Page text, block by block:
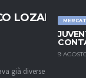
9
LOZANO.
già diverse